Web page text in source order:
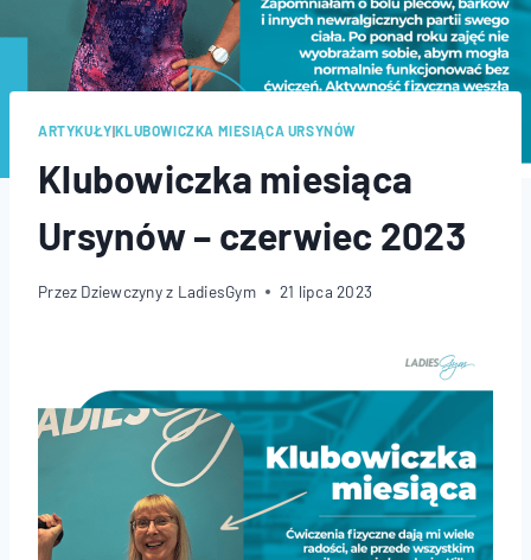
ARTYKUŁY|KLUBOWICZKA MIESIĄCA URSYNÓW
Klubowiczka miesiąca
Ursynów – czerwiec 2023
Przez Dziewczyny z LadiesGym 21 lipca 2023